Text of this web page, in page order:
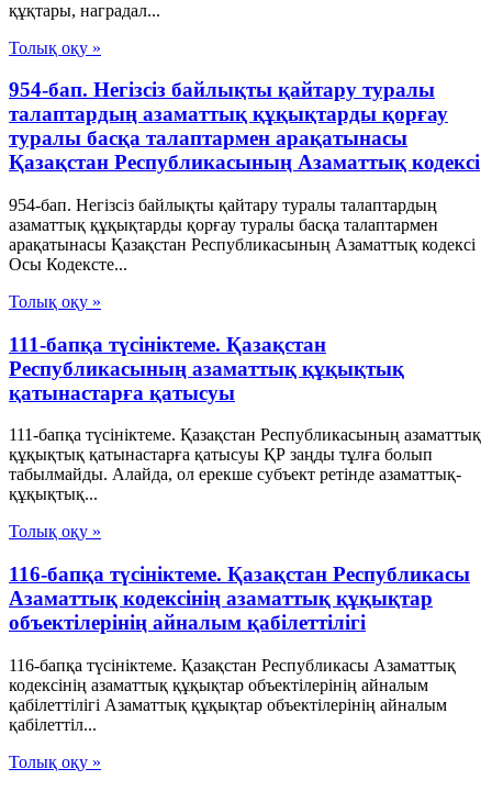
құқтары, наградал...
Толық оқу »
954-бап. Негiзсiз байлықты қайтару туралы
талаптардың азаматтық құқықтарды қорғау
туралы басқа талаптармен арақатынасы
Қазақстан Республикасының Азаматтық кодексi
954-бап. Негiзсiз байлықты қайтару туралы талаптардың
азаматтық құқықтарды қорғау туралы басқа талаптармен
арақатынасы Қазақстан Республикасының Азаматтық кодексi
Осы Кодексте...
Толық оқу »
111-бапқа түсініктеме. Қазақстан
Республикасының азаматтық құқықтық
қатынастарға қатысуы
111-бапқа түсініктеме. Қазақстан Республикасының азаматтық
құқықтық қатынастарға қатысуы ҚР заңды тұлға болып
табылмайды. Алайда, ол ерекше субъект ретінде азаматтық-
құқықтық...
Толық оқу »
116-бапқа түсініктеме. Қазақстан Республикасы
Азаматтық кодексінің азаматтық құқықтар
объектілерінің айналым қабілеттілігі
116-бапқа түсініктеме. Қазақстан Республикасы Азаматтық
кодексінің азаматтық құқықтар объектілерінің айналым
қабілеттілігі Азаматтық құқықтар объектілерінің айналым
қабілеттіл...
Толық оқу »